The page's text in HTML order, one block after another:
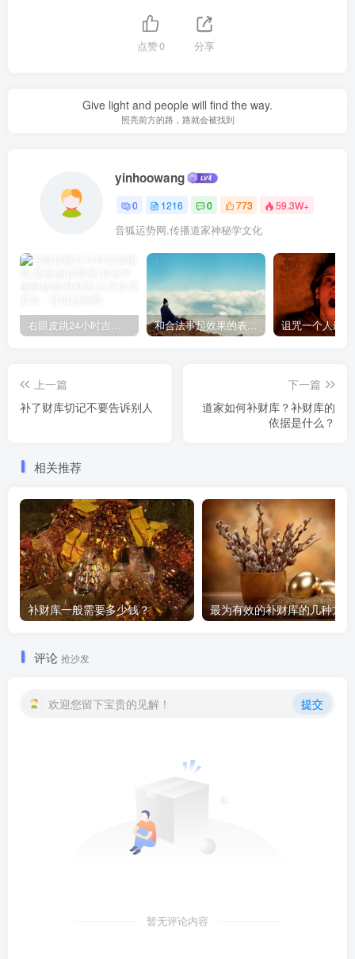
点赞0 分享
Give light and people will find the way.
照亮前方的路，路就会被找到
yinhoowang
0 1216 0 773 59.3W+
音狐运势网,传播道家神秘学文化
上一篇
补了财库切记不要告诉别人
下一篇
道家如何补财库？补财库的
依据是什么？
相关推荐
补财库一般需要多少钱？
评论 抢沙发
欢迎您留下宝贵的见解！ 提交
暂无评论内容